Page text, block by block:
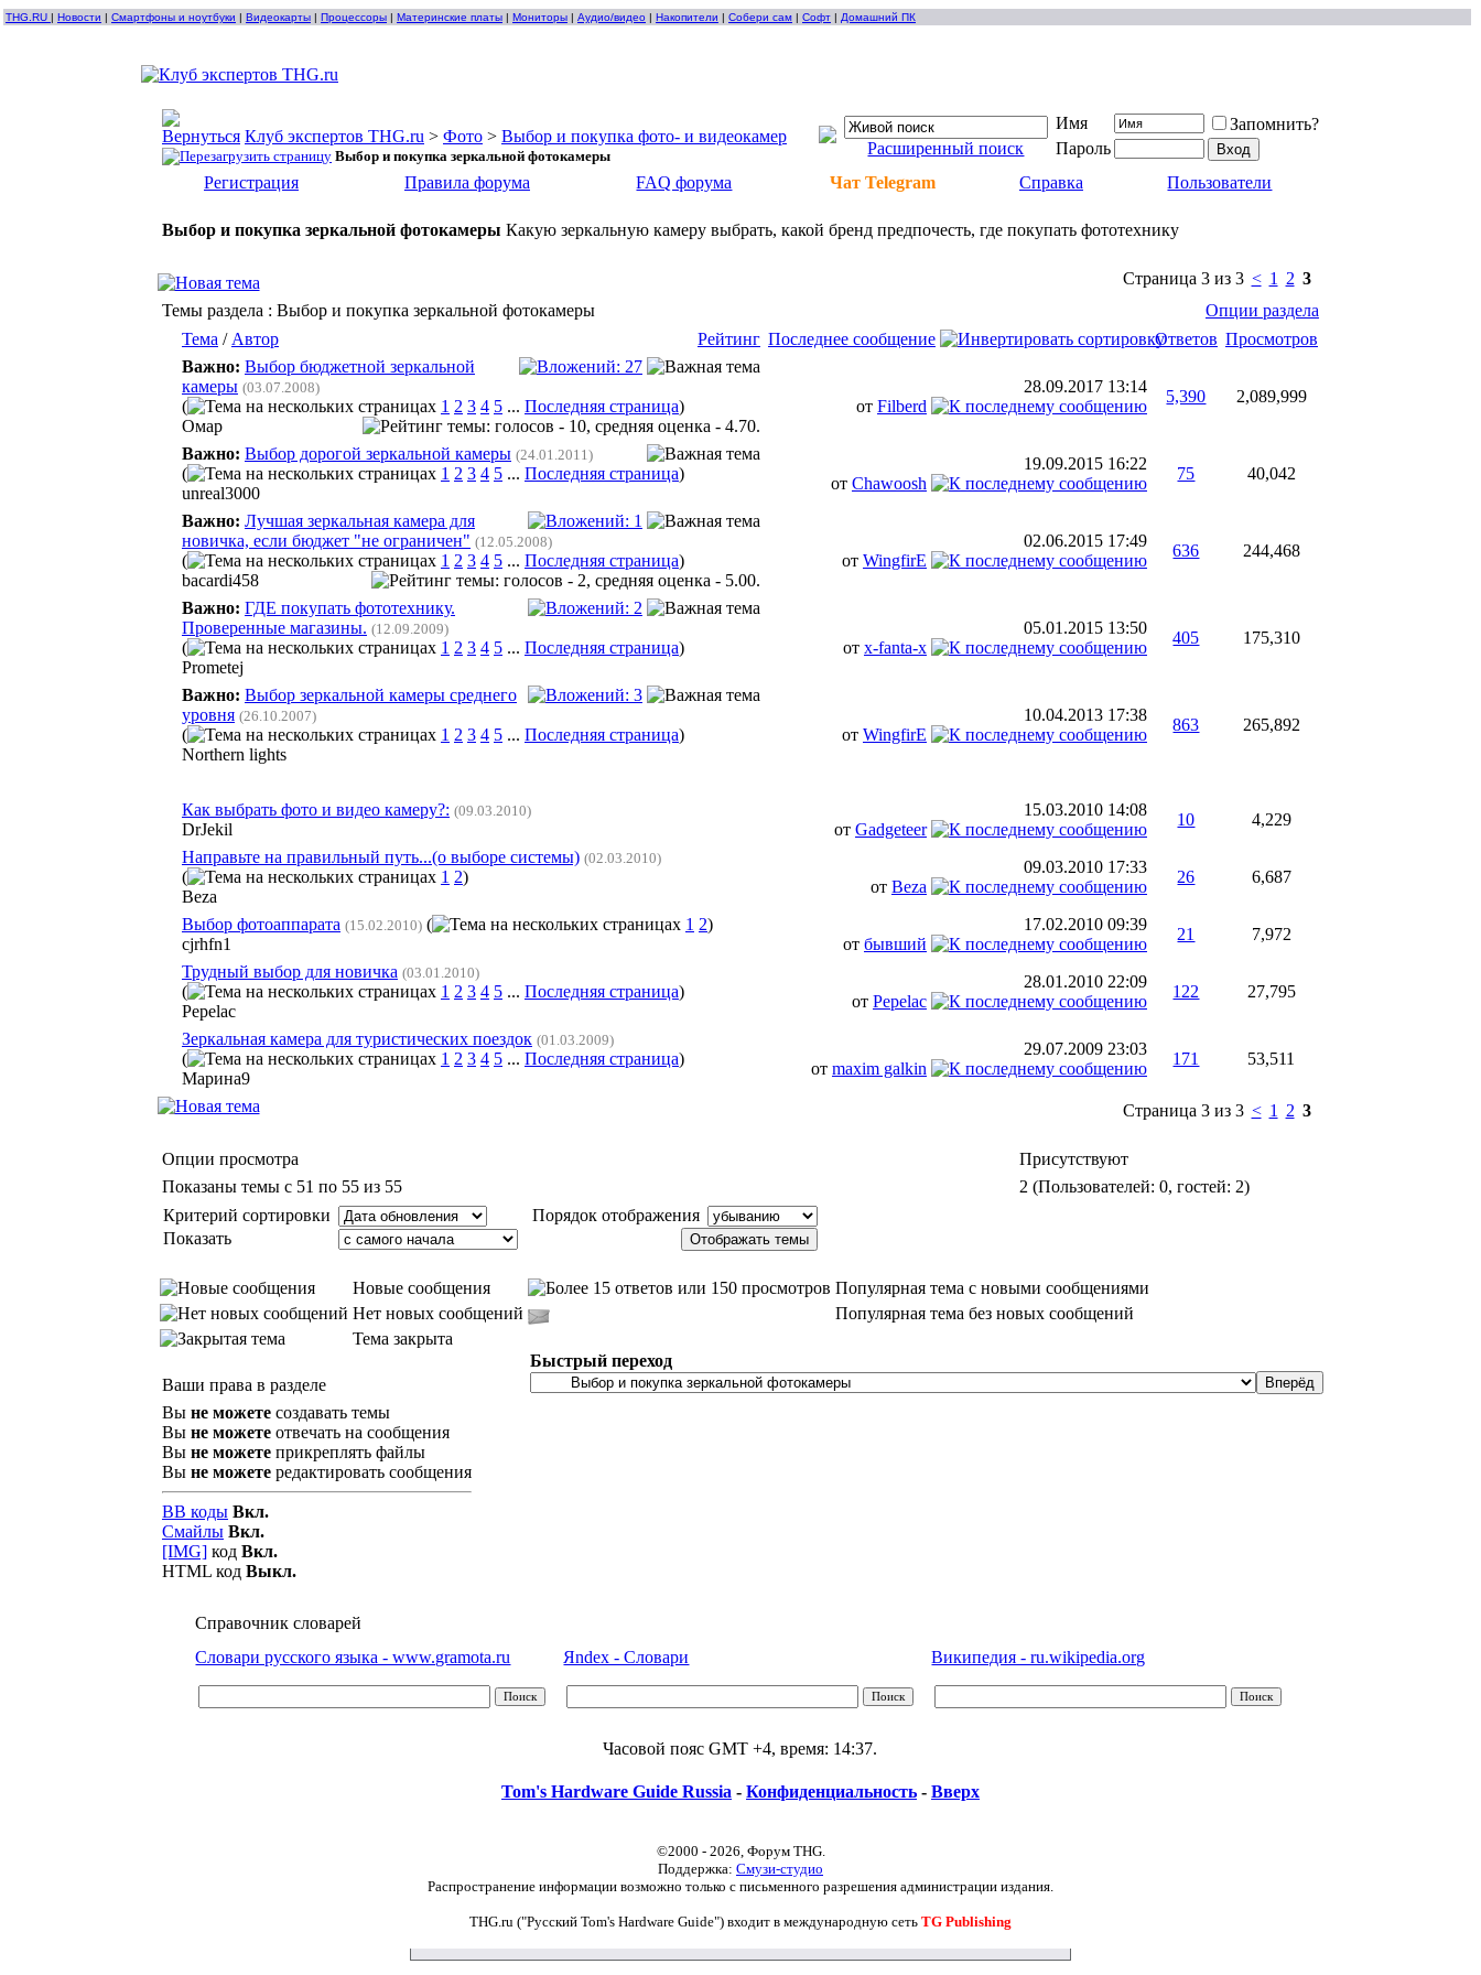
THG.RU | Новости | Смартфоны и ноутбуки | Видеокарты | Процессоры | Материнские платы | Мониторы | Аудио/видео | Накопители | Собери сам | Софт | Домашний ПК
Клуб экспертов THG.ru > Фото > Выбор и покупка фото- и видеокамер
Выбор и покупка зеркальной фотокамеры Расширенный поиск
Имя
Запомнить?
Пароль
Регистрация
Правила форума FAQ форума Чат Telegram Справка Пользователи
Выбор и покупка зеркальной фотокамеры Какую зеркальную камеру выбрать, какой бренд предпочесть, где покупать фототехнику
Страница 3 из 3 < 1 2 3
Темы раздела : Выбор и покупка зеркальной фотокамеры
Опции раздела
Рейтинг
Тема / Автор Последнее сообщение Ответов Просмотров
Важно: Выбор бюджетной зеркальной
камеры (03.07.2008)
( 1 2 3 4 5... Последняя страница)
Омар
28.09.2017 13:14
от Filberd
5,390 2,089,999
Важно: Выбор дорогой зеркальной камеры (24.01.2011)
( 1 2 3 4 5... Последняя страница)
unreal3000
19.09.2015 16:22
от Chawoosh
75 40,042
Важно: Лучшая зеркальная камера для
новичка, если бюджет "не ограничен" (12.05.2008)
( 1 2 3 4 5... Последняя страница)
bacardi458
02.06.2015 17:49
от WingfirE
636 244,468
Важно: ГДЕ покупать фототехнику.
Проверенные магазины. (12.09.2009)
( 1 2 3 4 5... Последняя страница)
Prometej
05.01.2015 13:50
от x-fanta-x
405 175,310
Важно: Выбор зеркальной камеры среднего
уровня (26.10.2007)
( 1 2 3 4 5... Последняя страница)
Northern lights
10.04.2013 17:38
от WingfirE
863 265,892
Как выбрать фото и видео камеру?: (09.03.2010)
DrJekil
15.03.2010 14:08
от Gadgeteer
10
4,229
Направьте на правильный путь...(о выборе системы) (02.03.2010)
( 1 2)
Beza
09.03.2010 17:33
от Beza
26 6,687
Выбор фотоаппарата (15.02.2010) ( 1 2)
cjrhfn1
17.02.2010 09:39
от бывший
21
7,972
Трудный выбор для новичка (03.01.2010)
( 1 2 3 4 5... Последняя страница)
Pepelac
28.01.2010 22:09
от Pepelac
122 27,795
Зеркальная камера для туристических поездок (01.03.2009)
( 1 2 3 4 5... Последняя страница)
Марина9
29.07.2009 23:03
от maxim galkin
171 53,511
Страница 3 из 3 < 1 2 3
Опции просмотра
Присутствуют
Показаны темы с 51 по 55 из 55
2 (Пользователей: 0, гостей: 2)
Критерий сортировки
Порядок отображения
Показать
Новые сообщения
Популярная тема с новыми сообщениями
Нет новых сообщений
Популярная тема без новых сообщений
Тема закрыта
Ваши права в разделе
Вы не можетесоздавать темы
Вы не можетеотвечать на сообщения
Вы не можетеприкреплять файлы
Вы не можетередактировать сообщения
BB коды Вкл.
Смайлы Вкл.
[IMG]код Вкл.
HTML код Выкл.
Быстрый переход
Справочник словарей
Словари русского языка - www.gramota.ru
Яndex - Словари Википедия - ru.wikipedia.org
Часовой пояс GMT +4, время: 14:37.
Tom's Hardware Guide Russia - Конфиденциальность - Вверх
©2000 - 2026, Форум THG.
Поддержка: Смузи-студио
Распространение информации возможно только с письменного разрешения администрации издания.
THG.ru ("Русский Tom's Hardware Guide") входит в международную сеть TG Publishing